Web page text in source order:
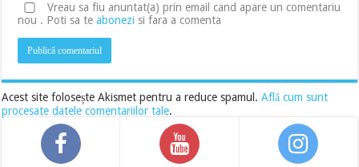
Vreau sa fiu anuntat(a) prin email cand apare un comentariu
nou . Poti sa teabonezi si fara a comenta
Acest site folosește Akismet pentru a reduce spamul.Află cum sunt
procesate datele comentariilor tale.